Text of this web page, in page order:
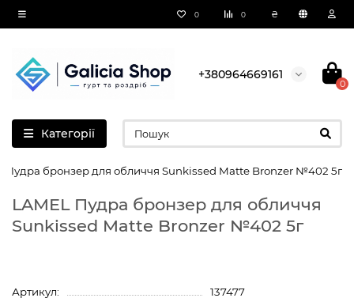
0 0 ₴
+380964669161
0
Категорії
Пудра бронзер для обличчя Sunkissed Matte Bronzer №402 5г
LAMEL Пудра бронзер для обличчя
Sunkissed Matte Bronzer №402 5г
Артикул:
137477